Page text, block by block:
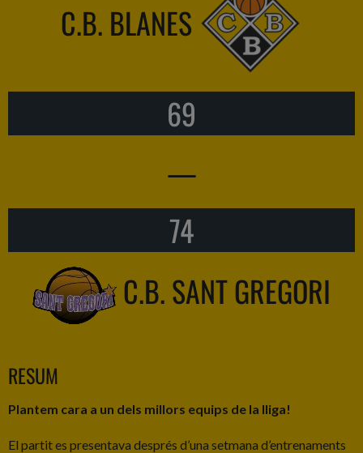
C.B. BLANES
69
—
74
C.B. SANT GREGORI
RESUM
Plantem cara a un dels millors equips de la lliga!
El partit es presentava després d’una setmana d’entrenaments